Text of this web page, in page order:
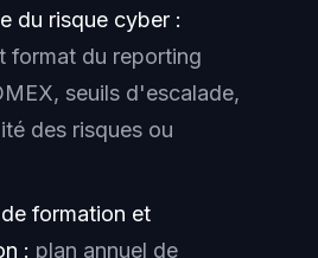
du risque cyber :
format du reporting
seuils d'escalade,
des risques ou
formation et
: plan annuel de